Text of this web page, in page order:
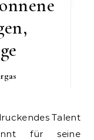
für seine